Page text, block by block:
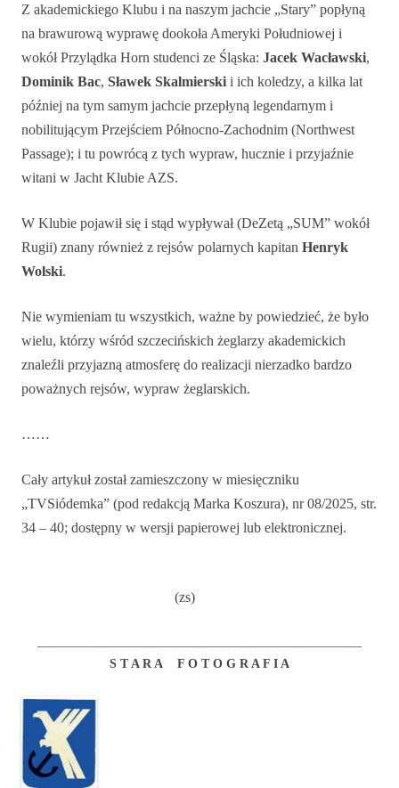
Z akademickiego Klubu i na naszym jachcie „Stary” popłyną
na brawurową wyprawę dookoła Ameryki Południowej i
wokół Przylądka Horn studenci ze Śląska: Jacek Wacławski,
Dominik Bac, Sławek Skalmierski i ich koledzy, a kilka lat
później na tym samym jachcie przepłyną legendarnym i
nobilitującym Przejściem Północno-Zachodnim (Northwest
Passage); i tu powrócą z tych wypraw, hucznie i przyjaźnie
witani w Jacht Klubie AZS.
W Klubie pojawił się i stąd wypływał (DeZetą „SUM” wokół
Rugii) znany również z rejsów polarnych kapitan Henryk
Wolski.
Nie wymieniam tu wszystkich, ważne by powiedzieć, że było
wielu, którzy wśród szczecińskich żeglarzy akademickich
znaleźli przyjazną atmosferę do realizacji nierzadko bardzo
poważnych rejsów, wypraw żeglarskich.
……
Cały artykuł został zamieszczony w miesięczniku
„TVSiódemka” (pod redakcją Marka Koszura), nr 08/2025, str.
34 – 40; dostępny w wersji papierowej lub elektronicznej.
(zs)
S T A R A F O T O G R A F I A